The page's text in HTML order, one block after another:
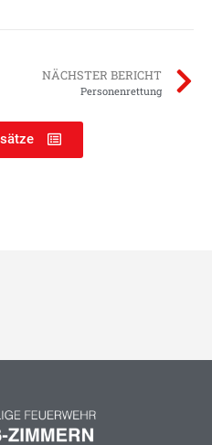
NÄCHSTER BERICHT
Personenrettung